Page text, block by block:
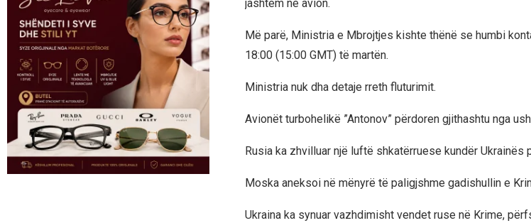
jashtëm në avion.
Më parë, Ministria e Mbrojtjes kishte thënë se humbi
18:00 (15:00 GMT) të martën.
Ministria nuk dha detaje rreth fluturimit.
Avionët turbohelikë ”Antonov” përdoren gjithashtu nga
Rusia ka zhvilluar një luftë shkatërruese kundër Ukrainës
Moska aneksoi në mënyrë të paligjshme gadishullin e
Ukraina ka synuar vazhdimisht vendet ruse në Krime,